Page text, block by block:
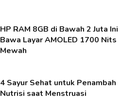
HP RAM 8GB di Bawah 2 Juta Ini
Bawa Layar AMOLED 1700 Nits
Mewah
4 Sayur Sehat untuk Penambah
Nutrisi saat Menstruasi